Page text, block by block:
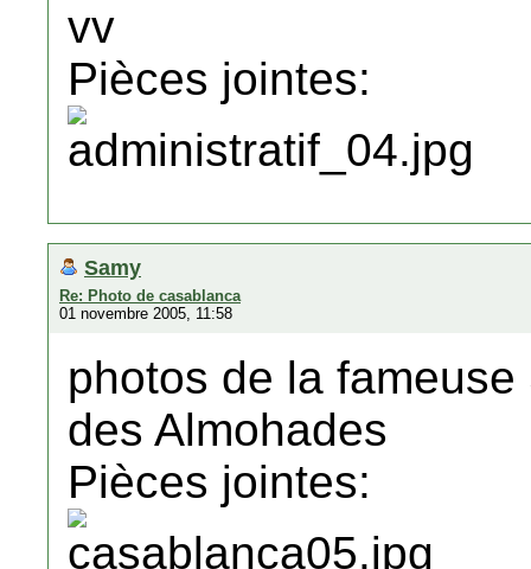
vv
Pièces jointes:
Samy
Re: Photo de casablanca
01 novembre 2005, 11:58
photos de la
des Almohades
Pièces jointes: